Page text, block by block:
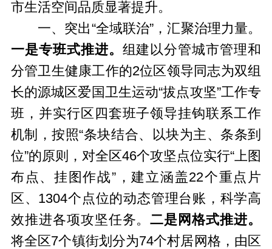
市生活空间品质显著提升。
一、突出“全域联治”，汇聚治理力量。
一是专班式推进。 组建以分管城市管理和
分管卫生健康工作的2位区领导同志为双组
长的源城区爱国卫生运动“拔点攻坚”工作专
班，并实行区四套班子领导挂钩联系工作
机制，按照“条块结合、以块为主、条条到
位”的原则，对全区46个攻坚点位实行“上图
布点、挂图作战”，建立涵盖22个重点片
区、1304个点位的动态管理台账，科学高
效推进各项攻坚任务。二是网格式推进。
将全区7个镇街划分为74个村居网格，由区